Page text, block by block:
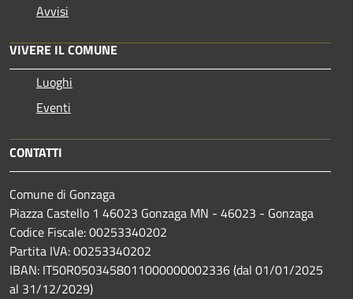
Avvisi
VIVERE IL COMUNE
Luoghi
Eventi
CONTATTI
Comune di Gonzaga
Piazza Castello 1 46023 Gonzaga MN - 46023 - Gonzaga
Codice Fiscale: 00253340202
Partita IVA: 00253340202
IBAN: IT50R0503458011000000002336 (dal 01/01/2025
al 31/12/2029)